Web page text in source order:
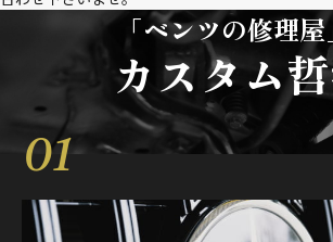
「ベンツの修理屋
カスタム